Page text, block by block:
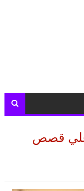
علي قصص